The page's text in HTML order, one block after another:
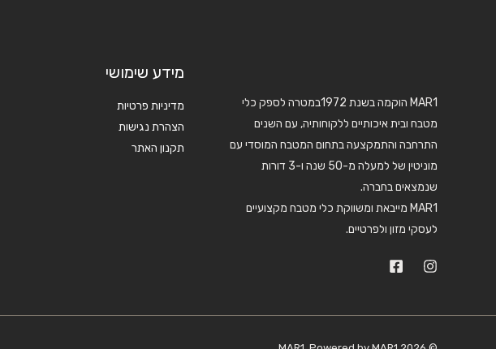
MAR1 הוקמה בשנת 1972במטרה לספק כלי
מטבח ובית איכותיים ללקוחותיה, עם השנים
התרחבה והתמקצעה בתחום המטבח המוסדי עם
מוניטין של למעלה מ-50 שנה ו-3 דורות
שנמצאים בחברה.
MAR1 מייבאת ומשווקת כלי מטבח מקצועיים
לעסקי מזון ולפרטיים.
מידע שימושי
מדיניות פרטיות
הצהרת נגישות
תקנון האתר